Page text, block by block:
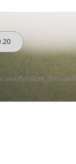
veröffentlicht.